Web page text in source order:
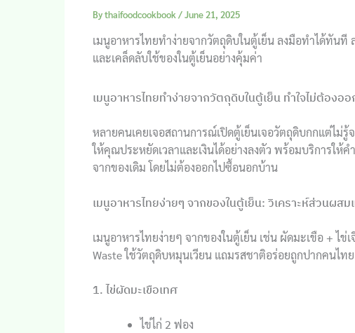
Bythaifoodcookbook /June 21, 2025
เมนูอาหารไทยทำง่ายจากวัตถุดิบในตู้เย็น ลงมือทำได้ทัน
และเคล็ดลับใช้ของในตู้เย็นอย่างคุ้มค่า
เมนูอาหารไทยทำง่ายจากวัตถุดิบในตู้เย็น ทําใจไม่ต้องอ
หลายคนเคยเจอสถานการณ์เปิดตู้เย็นเจอวัตถุดิบกกแต่ไม่รู้
ให้คุณประหยัดเวลาและเงินได้อย่างลงตัว พร้อมบริการใ
จากของเดิม โดยไม่ต้องออกไปซื้อนอกบ้าน
เมนูอาหารไทยง่ายๆ จากของในตู้เย็น: วิเคราะห์ส่วนผส
เมนูอาหารไทยง่ายๆ จากของในตู้เย็น เช่น ผัดมะเขือ + ไ
Waste ใช้วัตถุดิบหมุนเวียน แถมรสชาติอร่อยถูกปากคนไ
1. ไข่ผัดมะเขือเทศ
ไข่ไก่ 2 ฟอง